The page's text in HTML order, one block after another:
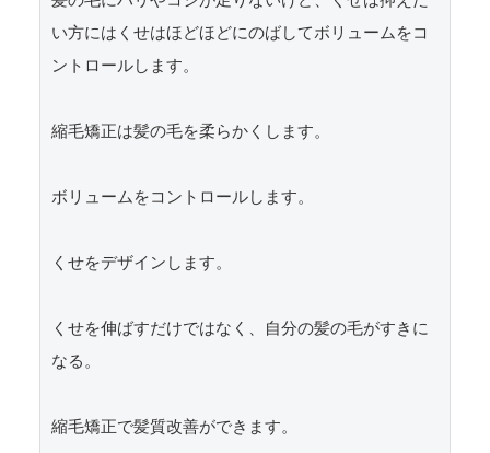
い方にはくせはほどほどにのばしてボリュームをコ
ントロールします。
縮毛矯正は髪の毛を柔らかくします。
ボリュームをコントロールします。
くせをデザインします。
くせを伸ばすだけではなく、自分の髪の毛がすきに
なる。
縮毛矯正で髪質改善ができます。